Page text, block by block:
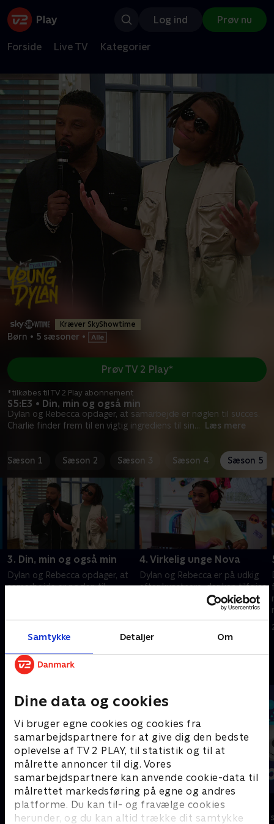
Samtykke Detaljer Om
Dine data og cookies
Vi bruger egne cookies og cookies fra
samarbejdspartnere for at give dig den bedste
oplevelse af TV 2 PLAY, til statistik og til at
målrette annoncer til dig. Vores
samarbejdspartnere kan anvende cookie-data til
målrettet markedsføring på egne og andres
platforme. Du kan til- og fravælge cookies
herunder, og du kan altid trække dit samtykke
Log ind Prøv nu
Forside Live TV Kategorier
Kræver SkyShowtime
Børn • 5 sæsoner •
S5:E3 • Din, min og også min
Dylan og Rebecca opdager, at samarbejde er nøglen til succes.
Charlie finder frem til en vigtig ingrediens til sin... Læs mere
Prøv TV 2 Play*
*tilkøbes til TV 2 Play abonnement
Sæson 1 Sæson 2 Sæson 3 Sæson 4 Sæson 5
3. Din, min og også min
Dylan og Rebecca opdager, at
samarbejde er nøglen til
rummad.
4. Virkelig unge Nova
Dylan og Rebecca er på udkig
efter kunstnere, der kan tilføjes
til pladeselskabet.
Andre så også
Vicke Viking
Børneserier • 1 sæsoner
Olly & Lea
Børneserier • 1